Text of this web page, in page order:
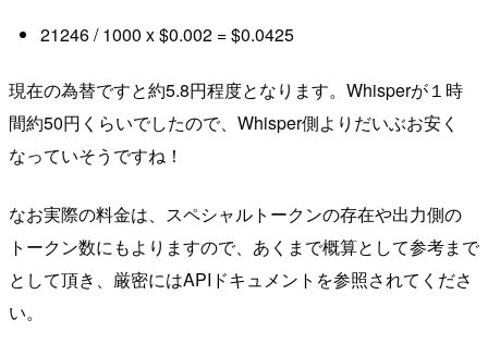
21246 / 1000 x $0.002 = $0.0425
現在の為替ですと約5.8円程度となります。Whisperが１時
間約50円くらいでしたので、Whisper側よりだいぶお安く
なっていそうですね！
なお実際の料金は、スペシャルトークンの存在や出力側の
トークン数にもよりますので、あくまで概算として参考まで
として頂き、厳密にはAPIドキュメントを参照されてくださ
い。